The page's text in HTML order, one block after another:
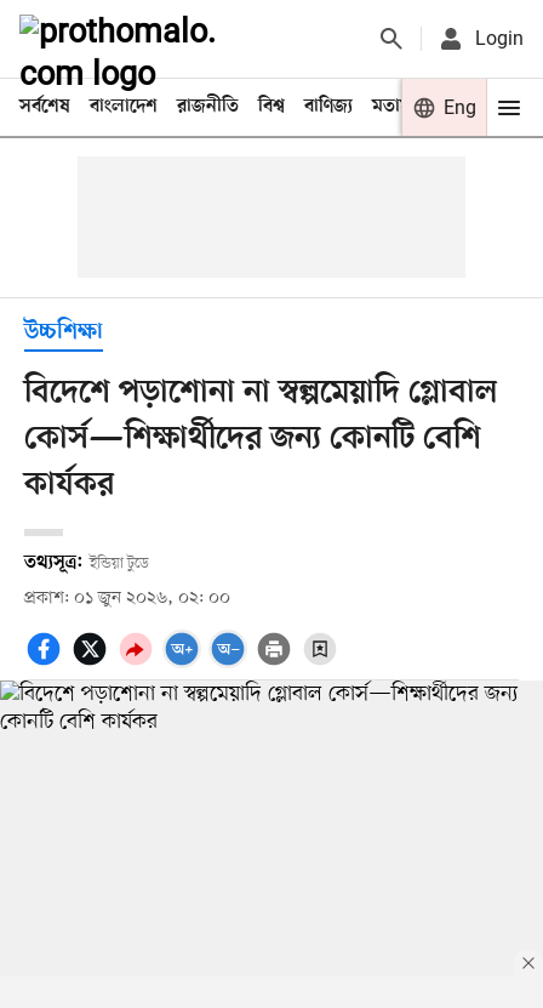
Login
সর্বশেষ বাংলাদেশ রাজনীতি বিশ্ব বাণিজ্য মতামত খেলা
Eng
উচ্চশিক্ষা
বিদেশে পড়াশোনা না স্বল্পমেয়াদি গ্লোবাল
কোর্স—শিক্ষার্থীদের জন্য কোনটি বেশি
কার্যকর
তথ্যসূত্র: ইন্ডিয়া টুডে
প্রকাশ: ০১ জুন ২০২৬, ০২: ০০